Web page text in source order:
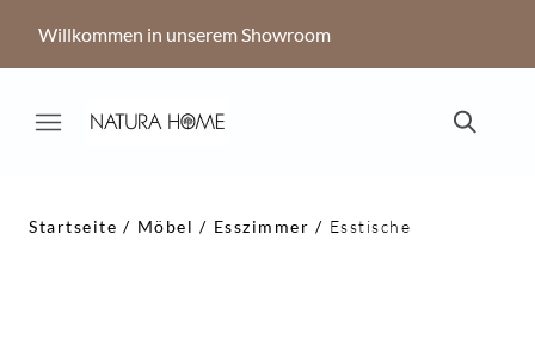
Willkommen in unserem Showroom
Startseite Möbel Esszimmer Esstische